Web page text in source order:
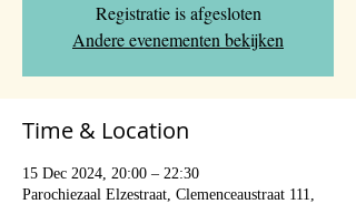
Registratie is afgesloten
Andere evenementen bekijken
Time & Location
15 Dec 2024, 20:00 – 22:30
Parochiezaal Elzestraat, Clemenceaustraat 111,